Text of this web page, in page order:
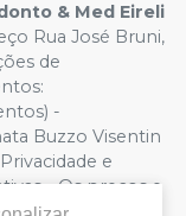
& Med Eireli
Rua José Bruni,
de
-
Buzzo Visentin
e
- Os preços e
a alterações. Em